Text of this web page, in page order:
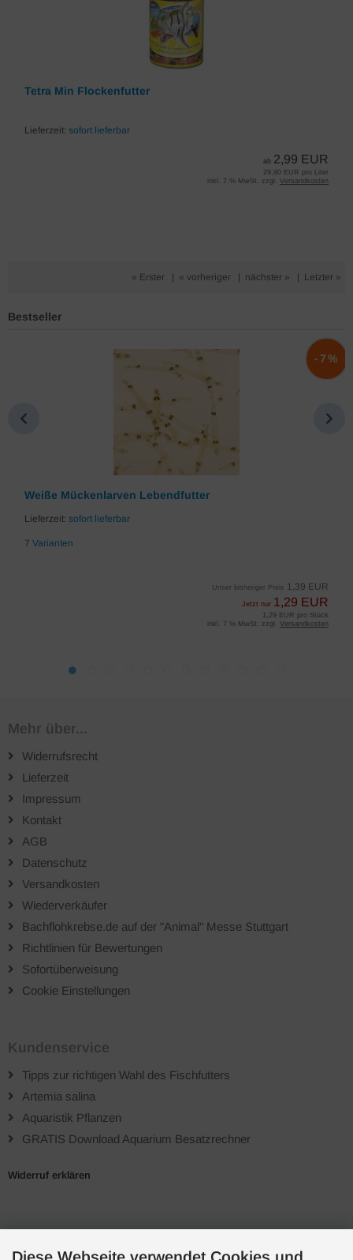
Tetra Min Flockenfutter
Lieferzeit: sofort lieferbar
ab 2,99 EUR
29,90 EUR pro Liter
inkl. 7 % MwSt. zzgl. Versandkosten
« Erster | « vorheriger | nächster » | Letzter »
Bestseller
Weiße Mückenlarven Lebendfutter
Lieferzeit: sofort lieferbar
7 Varianten
Unser bisheriger Preis 1,39 EUR
Jetzt nur 1,29 EUR
-7%
1,29 EUR pro Stück
inkl. 7 % MwSt. zzgl. Versandkosten
Mehr über...
Widerrufsrecht
Lieferzeit
Impressum
Kontakt
AGB
Datenschutz
Versandkosten
Wiederverkäufer
Bachflohkrebse.de auf der "Animal" Messe Stuttgart
Richtlinien für Bewertungen
Sofortüberweisung
Cookie Einstellungen
Kundenservice
Tipps zur richtigen Wahl des Fischfutters
Artemia salina
Aquaristik Pflanzen
GRATIS Download Aquarium Besatzrechner
Widerruf erklären
Zahlungsarten